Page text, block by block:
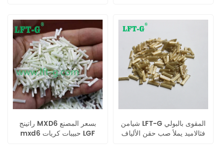
راتينج MXD6 بسعر المصنع
mxd6 حبيبات كريات LGF
شيامن LFT-G المقوى بالبولي
فثالاميد يملأ صب حقن الألياف